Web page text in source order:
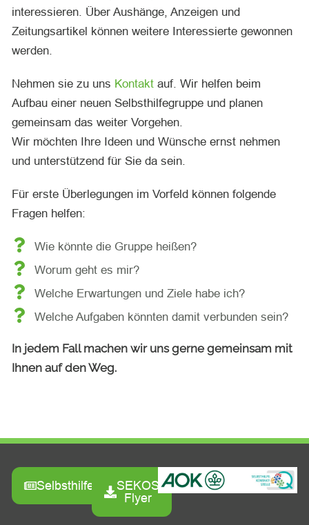
interessieren. Über Aushänge, Anzeigen und
Zeitungsartikel können weitere Interessierte gewonnen
werden.
Nehmen sie zu uns Kontakt auf. Wir helfen beim
Aufbau einer neuen Selbsthilfegruppe und planen
gemeinsam das weiter Vorgehen.
Wir möchten Ihre Ideen und Wünsche ernst nehmen
und unterstützend für Sie da sein.
Für erste Überlegungen im Vorfeld können folgende
Fragen helfen:
Wie könnte die Gruppe heißen?
Worum geht es mir?
Welche Erwartungen und Ziele habe ich?
Welche Aufgaben könnten damit verbunden sein?
In jedem Fall machen wir uns gerne gemeinsam mit
Ihnen auf den Weg.
SelbsthilfezeitungSEKOS
Flyer